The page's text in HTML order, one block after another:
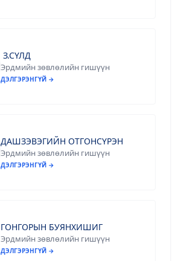
З.СҮЛД
Эрдмийн зөвлөлийн гишүүн
ДЭЛГЭРЭНГҮЙ →
ДАШЗЭВЭГИЙН ОТГОНСҮРЭН
Эрдмийн зөвлөлийн гишүүн
ДЭЛГЭРЭНГҮЙ →
ГОНГОРЫН БУЯНХИШИГ
Эрдмийн зөвлөлийн гишүүн
ДЭЛГЭРЭНГҮЙ →